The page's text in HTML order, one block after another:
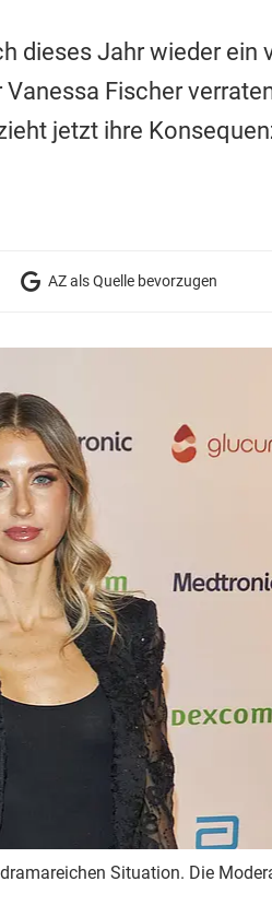
dieses Jahr wieder ein
Fischer
jetzt ihre
AZ als Quelle bevorzugen
Situation. Die